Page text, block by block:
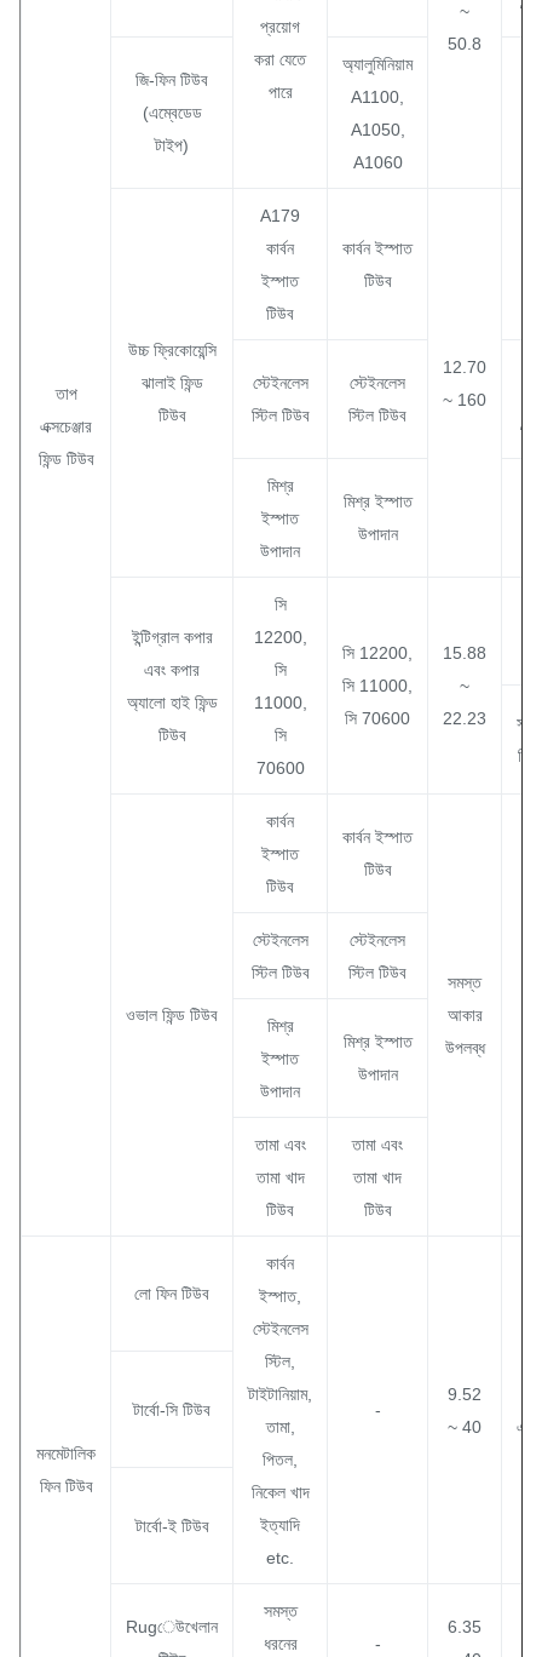
তাপ
এক্সচেঞ্জার
ফিন্ড টিউব
প্রয়োগ
করা যেতে
পারে
~
50.8
জি-ফিন টিউব
(এম্বেডেড
টাইপ)
অ্যালুমিনিয়াম
A1100,
A1050,
A1060
উচ্চ ফ্রিকোয়েন্সি
ঝালাই ফিন্ড
টিউব
A179
কার্বন
ইস্পাত
টিউব
কার্বন ইস্পাত
টিউব
12.70
~ 160
স্টেইনলেস
স্টিল টিউব
স্টেইনলেস
স্টিল টিউব
মিশ্র
ইস্পাত
উপাদান
মিশ্র ইস্পাত
উপাদান
ইন্টিগ্রাল কপার
এবং কপার
অ্যালো হাই ফিন্ড
টিউব
সি
12200,
সি
11000,
সি
70600
সি 12200,
সি 11000,
সি 70600
15.88
~
22.23
ওভাল ফিন্ড টিউব
কার্বন
ইস্পাত
টিউব
কার্বন ইস্পাত
টিউব
সমস্ত
আকার
উপলব্ধ
স্টেইনলেস
স্টিল টিউব
স্টেইনলেস
স্টিল টিউব
মিশ্র
ইস্পাত
উপাদান
মিশ্র ইস্পাত
উপাদান
তামা এবং
তামা খাদ
টিউব
তামা এবং
তামা খাদ
টিউব
মনমেটালিক
ফিন টিউব
লো ফিন টিউব
কার্বন
ইস্পাত,
স্টেইনলেস
স্টিল,
টাইটানিয়াম,
তামা,
পিতল,
নিকেল খাদ
ইত্যাদি
etc.
-
9.52
~ 40
টার্বো-সি টিউব
টার্বো-ই টিউব
Rugেউখেলান
সমস্ত
ধরনের
-
6.35